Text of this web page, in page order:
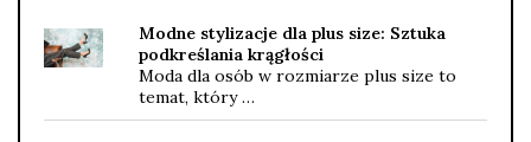
Modne stylizacje dla plus size: Sztuka
podkreślania krągłości
Moda dla osób w rozmiarze plus size to
temat, który …